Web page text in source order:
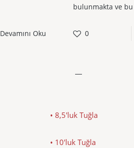
Devamını Oku
bulunmakta ve
0
• 8,5'luk Tuğla
• 10'luk Tuğla